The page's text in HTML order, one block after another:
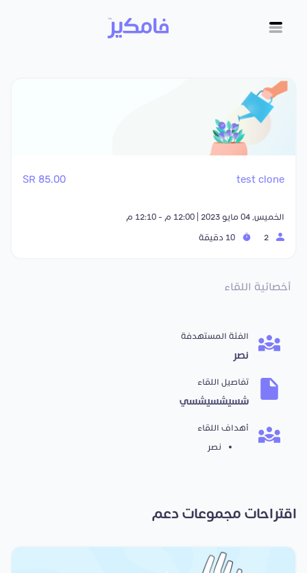
test clone
85.00 SR
الخميس, 04 مايو 2023 | 12:00 م - 12:10 م
أخصائية اللقاء
الفئة المستهدفة
نصر
تفاصيل اللقاء
شسيشسيشسي
أهداف اللقاء
نصر
اقتراحات مجموعات دعم